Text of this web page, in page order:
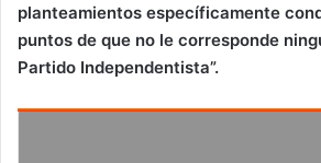
planteamientos específicamente
puntos de que no le corresponde
Partido Independentista”.